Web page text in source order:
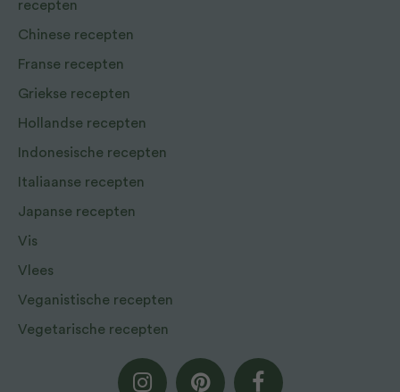
recepten
Chinese recepten
Franse recepten
Griekse recepten
Hollandse recepten
Indonesische recepten
Italiaanse recepten
Japanse recepten
Vis
Vlees
Veganistische recepten
Vegetarische recepten